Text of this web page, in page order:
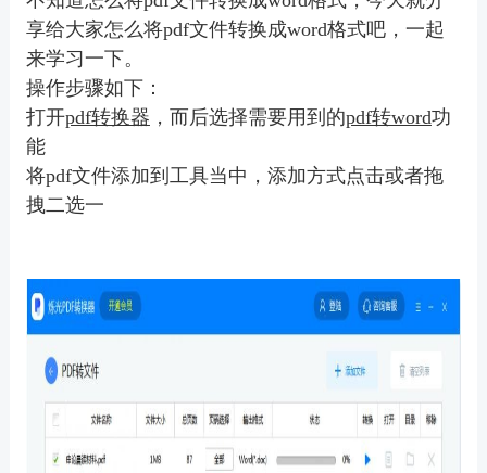
享给大家怎么将pdf文件转换成word格式吧，一起
来学习一下。
操作步骤如下：
打开pdf转换器 ，而后选择需要用到的pdf转word功
能
将pdf文件添加到工具当中，添加方式点击或者拖
拽二选一